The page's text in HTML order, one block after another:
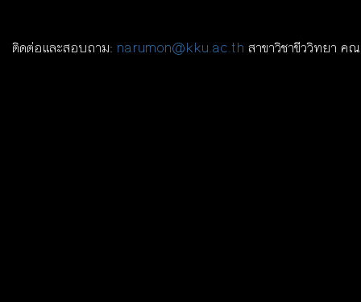
ติดต่อและสอบถาม: narumon@kku.ac.th สาขาวิชาขีววิทยา